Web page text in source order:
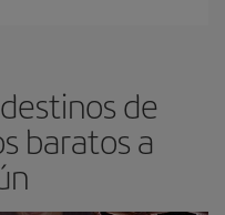
de
baratos a